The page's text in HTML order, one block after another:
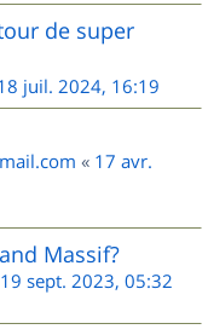
de super
juil. 2024, 16:19
« 17 avr.
Massif?
19 sept. 2023, 05:32